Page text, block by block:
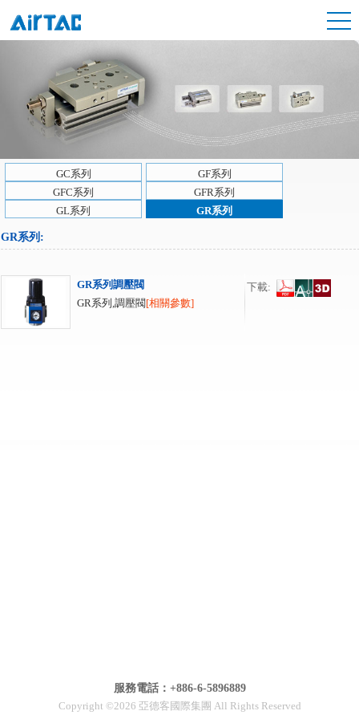
GC系列
GF系列
GFC系列
GFR系列
GL系列
GR系列
GR系列 :
GR系列調壓閥
GR系列,調壓閥[相關參數]
下載:
服務電話：+886-6-5896889
Copyright ©2026 亞德客國際集團 All Rights Reserved